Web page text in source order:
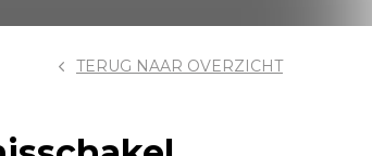
TERUG NAAR OVERZICHT